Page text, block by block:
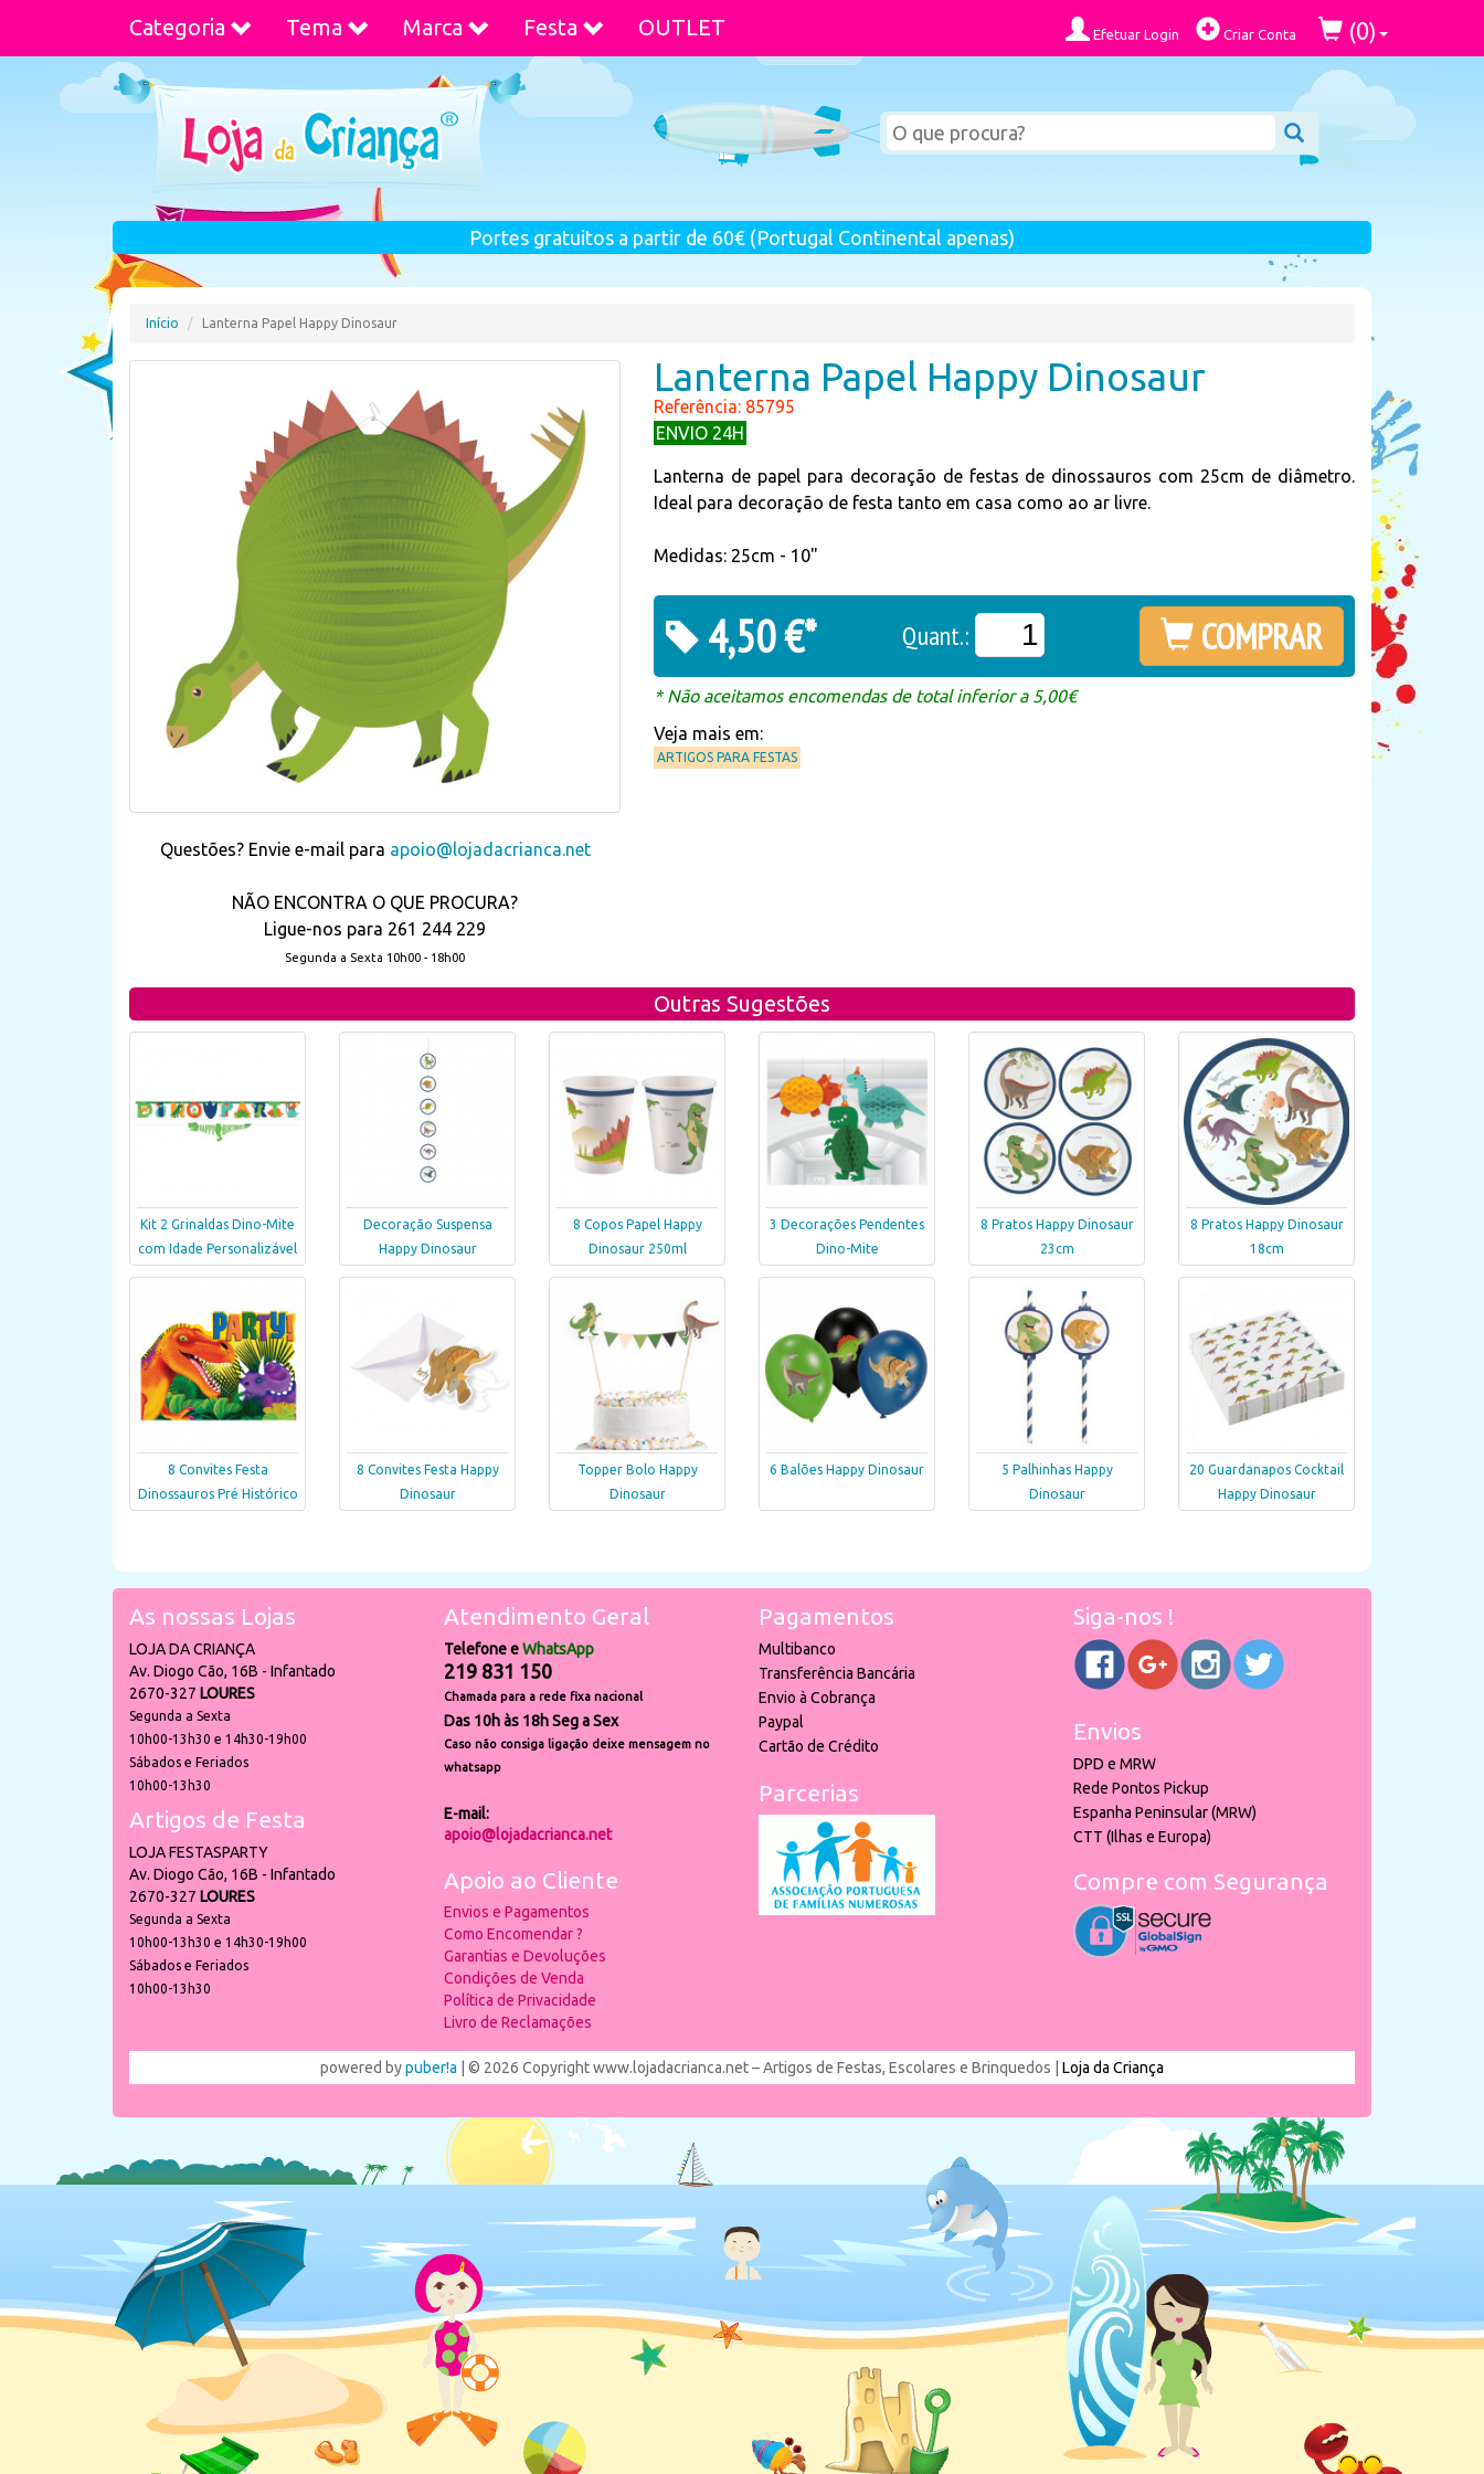
Categoria Tema Marca Festa OUTLET Efetuar Login Criar Conta (0)
Portes gratuitos a partir de 60€ (Portugal Continental apenas)
Início Lanterna Papel Happy Dinosaur
Questões? Envie e-mail para apoio@lojadacrianca.net
NÃO ENCONTRA O QUE PROCURA?
Ligue-nos para 261 244 229
Segunda a Sexta 10h00 - 18h00
Lanterna Papel Happy Dinosaur
Referência: 85795
ENVIO 24H
Lanterna de papel para decoração de festas de dinossauros com 25cm de diâmetro.
Ideal para decoração de festa tanto em casa como ao ar livre.
Medidas: 25cm - 10"
4,50 €* Quant.: COMPRAR
* Não aceitamos encomendas de total inferior a 5,00€
Veja mais em:
ARTIGOS PARA FESTAS
Outras Sugestões
Kit 2 Grinaldas Dino-Mite
com Idade Personalizável
Decoração Suspensa
Happy Dinosaur
8 Copos Papel Happy
Dinosaur 250ml
3 Decorações Pendentes
Dino-Mite
8 Pratos Happy Dinosaur
23cm
8 Pratos Happy Dinosaur
18cm
8 Convites Festa
Dinossauros Pré Histórico
8 Convites Festa Happy
Dinosaur
Topper Bolo Happy
Dinosaur
6 Balões Happy Dinosaur
5 Palhinhas Happy
Dinosaur
20 Guardanapos Cocktail
Happy Dinosaur
As nossas Lojas
LOJA DA CRIANÇA
Av. Diogo Cão, 16B - Infantado
2670-327 LOURES
Segunda a Sexta
10h00-13h30 e 14h30-19h00
Sábados e Feriados
10h00-13h30
Artigos de Festa
LOJA FESTASPARTY
Av. Diogo Cão, 16B - Infantado
2670-327 LOURES
Segunda a Sexta
10h00-13h30 e 14h30-19h00
Sábados e Feriados
10h00-13h30
Atendimento Geral
Telefone eWhatsApp
219 831 150
Chamada para a rede fixa nacional
Das 10h às 18h Seg a Sex
Caso não consiga ligação deixe mensagem no
whatsapp
E-mail:
apoio@lojadacrianca.net
Apoio ao Cliente
Envios e Pagamentos
Como Encomendar ?
Garantias e Devoluções
Condições de Venda
Política de Privacidade
Livro de Reclamações
Pagamentos
Multibanco
Transferência Bancária
Envio à Cobrança
Paypal
Cartão de Crédito
Parcerias
Siga-nos !
Envios
DPD e MRW
Rede Pontos Pickup
Espanha Peninsular (MRW)
CTT (Ilhas e Europa)
Compre com Segurança
powered bypuber!a | © 2026 Copyright www.lojadacrianca.net – Artigos de Festas, Escolares e Brinquedos | Loja da Criança